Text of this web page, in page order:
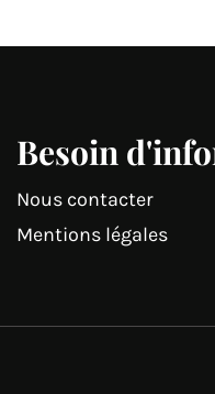
Besoin
Nous contacter
Mentions légales